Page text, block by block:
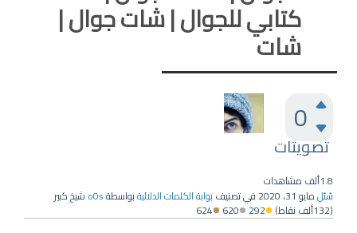
كتابي للجوال | شات جوال |
شات
0
تصويتات
1.8ألف
مشاهدات
سُئلمايو 31، 2020 في تصنيف بوابة الكلمات الدلاليةبواسطةo0s شيخ كبير
(132ألف نقاط) 292
620
624